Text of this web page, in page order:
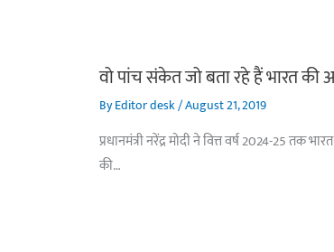
वो पांच संकेत जो बता रहे हैं भारत की
ByEditor desk/August 21, 2019
प्रधानमंत्री नरेंद्र मोदी ने वित्त वर्ष 2024-25 तक
की…